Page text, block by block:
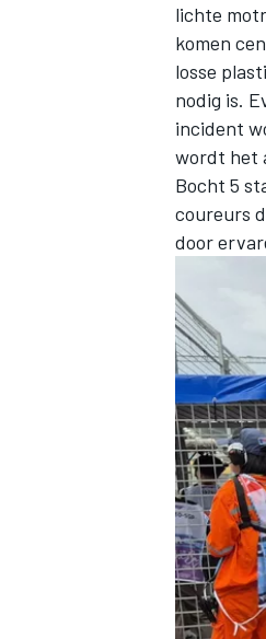
lichte
komen
losse
nodig is.
incident
wordt het
Bocht 5
coureurs
door